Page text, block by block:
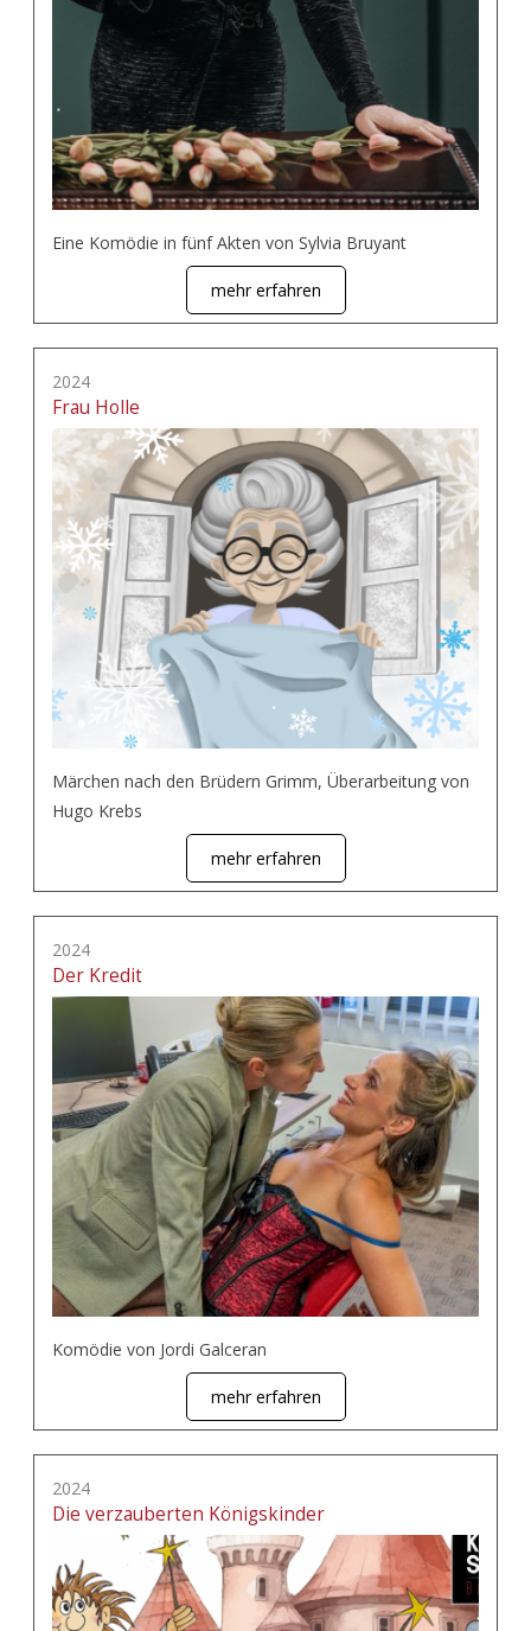
Eine Komödie in fünf Akten von Sylvia Bruyant
mehr erfahren
2024
Frau Holle
Märchen nach den Brüdern Grimm, Überarbeitung von
Hugo Krebs
mehr erfahren
2024
Der Kredit
Komödie von Jordi Galceran
mehr erfahren
2024
Die verzauberten Königskinder